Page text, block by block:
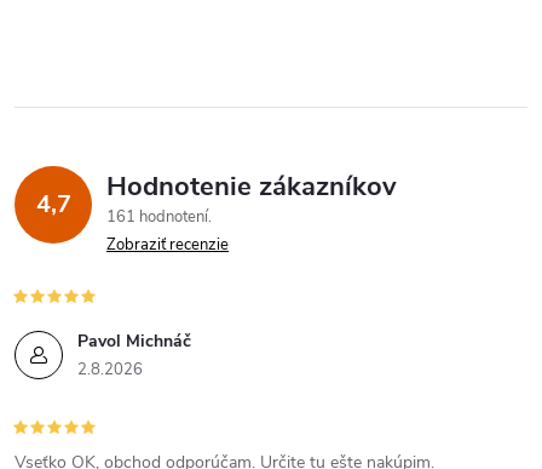
4,7 Hodnotenie zákazníkov
161 hodnotení
Zobraziť recenzie
Pavol Michnáč
2.8.2026
Vseťko OĶ, obchod odporúčam. Určite tu ešte nakúpim.